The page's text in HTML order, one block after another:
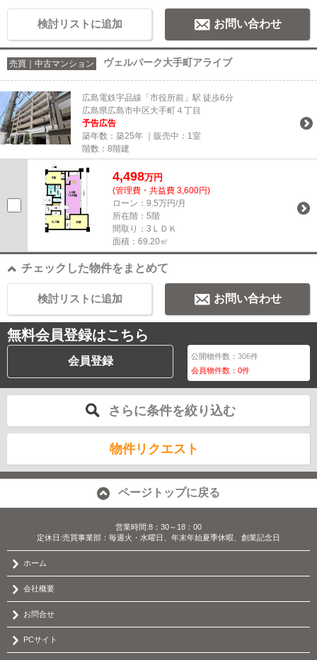
検討リストに追加 お問い合わせ
売買｜中古マンション ヴェルパーク大手町アライブ
広島電鉄宇品線「市役所前」駅 徒歩6分
広島県広島市中区大手町４丁目
予告広告
築年数：築25年 ｜販売中： 1室
階数：8階建
4,498万円
(管理費・共益費 3,600円)
ローン：9.5万円/月
所在階：5階
間取り：3ＬＤＫ
面積：69.20㎡
チェックした物件をまとめて
お問い合わせ
検討リストに追加
無料会員登録はこちら
会員登録 公開物件数：306件
会員物件数：0件
さらに条件を絞り込む
物件リクエスト
ページトップに戻る
営業時間:8：30～18：00
定休日:売買事業部：毎週火・水曜日、年末年始夏季休暇、創業記念日
ホーム
会社概要
お問合せ
PCサイト